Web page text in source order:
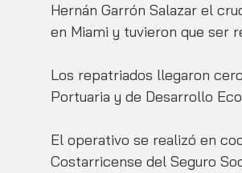
Hernán Garrón Salazar el
en Miami y tuvieron que ser
Los repatriados llegaron
Portuaria y de Desarrollo
El operativo se realizó en
Costarricense del Seguro